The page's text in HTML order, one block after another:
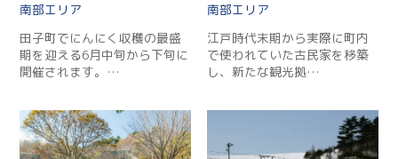
南部
田子町でにんにく収穫の最盛
期を迎える6月中旬から下旬に
開催されます。…
南部
江戸時代末期から実際に町内
で使われていた古民家を移築
し、新たな観光拠…